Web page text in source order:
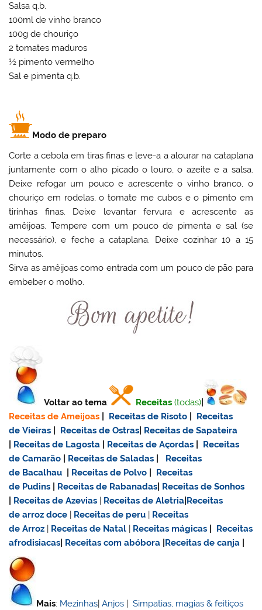
Salsa q.b.
100ml de vinho branco
100g de chouriço
2 tomates maduros
½ pimento vermelho
Sal e pimenta q.b.
Modo de preparo
Corte a cebola em tiras finas e leve-a a alourar na cataplana
juntamente com o alho picado o louro, o azeite e a salsa.
Deixe refogar um pouco e acrescente o vinho branco, o
chouriço em rodelas, o tomate me cubos e o pimento em
tirinhas finas. Deixe levantar fervura e acrescente as
amêijoas. Tempere com um pouco de pimenta e sal (se
necessário), e feche a cataplana. Deixe cozinhar 10 a 15
minutos.
Sirva as amêijoas como entrada com um pouco de pão para
embeber o molho.
Voltar ao tema: Receitas (todas)
Receitas de Ameijoas
Receitas de Risoto
Receitas
de Vieiras
Receitas de Ostras Receitas de Sapateira
Receitas de Lagosta Receitas de Açordas
Receitas
de Camarão
Receitas de Saladas
Receitas
de Bacalhau
Receitas de Polvo
Receitas
de Pudins
Receitas de Rabanadas Receitas de Sonhos
Receitas de Azevias | Receitas de Aletria Receitas
dearroz doce | Receitas de peru | Receitas
de Arroz | Receitas de Natal | Receitas mágicas
Receitas
afrodisiacas Receitas com abóbora Receitas de canja
Mais: Mezinhas|Anjos |Simpatias, magias & feitiços